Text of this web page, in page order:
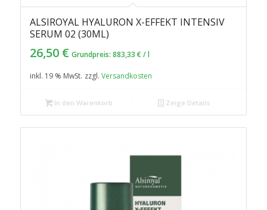
ALSIROYAL HYALURON X-EFFEKT INTENSIV
SERUM 02 (30ML)
26,50 € Grundpreis: 883,33 € /l
inkl. 19 % MwSt. zzgl. Versandkosten
In den Warenkorb Zeige Details